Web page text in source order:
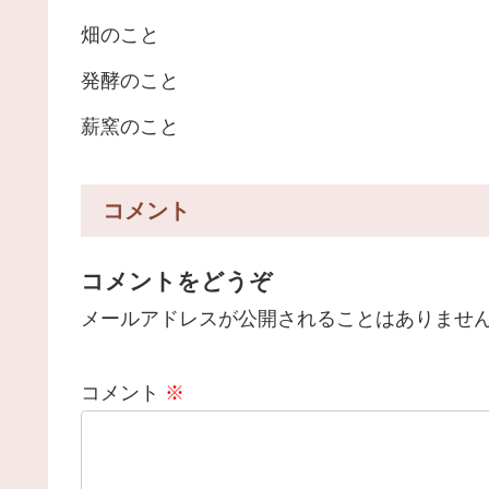
畑のこと
発酵のこと
薪窯のこと
コメント
コメントをどうぞ
メールアドレスが公開されることはありませ
コメント ※